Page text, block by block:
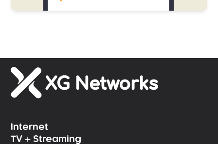
Internet
TV + Streaming